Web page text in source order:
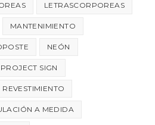
LETRASCORPOREAS
MANTENIMIENTO
NEÓN
PROJECT SIGN
REVESTIMIENTO
A MEDIDA